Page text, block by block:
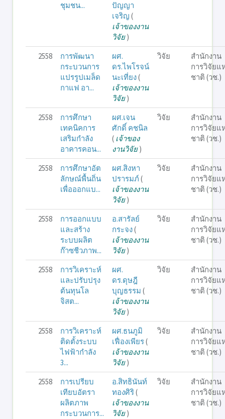
ชุมชน...
ปัญญา
เจริญ (
เจ้าของงาน
วิจัย)
2558
การพัฒนา
กระบวนการ
แปรรูปเมล็ด
กาแฟ อา...
ผศ.
ดร.ไพโรจน์
นะเที่ยง(
เจ้าของงาน
วิจัย)
วิจัย
สำนักงาน
การวิจัยแ
ชาติ (วช.)
2558
การศึกษา
เทคนิคการ
เสริมกำลัง
อาคารคอน...
ผศ.เจน
ศักดิ์ คชนิล
( เจ้าของ
งานวิจัย)
วิจัย
สำนักงาน
การวิจัยแ
ชาติ (วช.)
2558
การศึกษาอัต
ลักษณ์พื้นถิ่น
เพื่อออกแบ...
ผศ.สิงหา
ปรารมภ์(
เจ้าของงาน
วิจัย)
วิจัย
สำนักงาน
การวิจัยแ
ชาติ (วช.)
2558
การออกแบบ
และสร้าง
ระบบผลิต
ก๊าซชีวภาพ...
อ.สารัลย์
กระจง(
เจ้าของงาน
วิจัย)
วิจัย
สำนักงาน
การวิจัยแ
ชาติ (วช.)
2558
การวิเคราะห์
และปรับปรุง
ต้นทุนโล
จิสต...
ผศ.
ดร.ดุษฎี
บุญธรรม (
เจ้าของงาน
วิจัย)
วิจัย
สำนักงาน
การวิจัยแ
ชาติ (วช.)
2558
การวิเคราะห์
ติดตั้งระบบ
ไฟฟ้ากำลัง
3...
ผศ.ธนภูมิ
เฟื่องเพียร(
เจ้าของงาน
วิจัย)
วิจัย
สำนักงาน
การวิจัยแ
ชาติ (วช.)
2558
การเปรียบ
เทียบอัตรา
ผลิตภาพ
กระบวนการ...
อ.สิทธินันท์
ทองศิริ(
เจ้าของงาน
วิจัย)
วิจัย
สำนักงาน
การวิจัยแ
ชาติ (วช.)